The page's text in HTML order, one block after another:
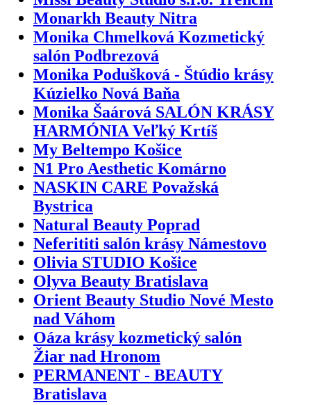
Monarkh Beauty Nitra
Monika Chmelková Kozmetický
salón Podbrezová
Monika Podušková - Štúdio krásy
Kúzielko Nová Baňa
Monika Šaárová SALÓN KRÁSY
HARMÓNIA Veľký Krtíš
My Beltempo Košice
N1 Pro Aesthetic Komárno
NASKIN CARE Považská
Bystrica
Natural Beauty Poprad
Neferititi salón krásy Námestovo
Olivia STUDIO Košice
Olyva Beauty Bratislava
Orient Beauty Studio Nové Mesto
nad Váhom
Oáza krásy kozmetický salón
Žiar nad Hronom
PERMANENT - BEAUTY
Bratislava